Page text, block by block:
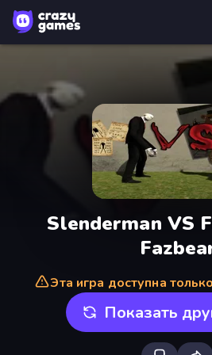
Slenderman VS
Эта игра доступна
Показать